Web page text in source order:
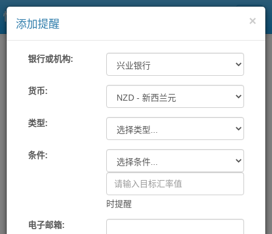
快易理财网
一站式汇率 工具 汇率提醒
各大银行及中国银联汇率提醒
机构 提醒条件 提醒方式 删除
×
添加提醒
银行或机构:
货币:
类型:
条件:
时提醒
电子邮箱: